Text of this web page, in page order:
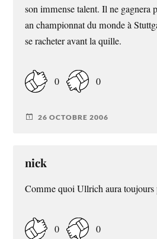
son immense talent. Il ne gagnera
an championnat du monde à
se racheter avant la quille.
0 0
26 OCTOBRE 2006
nick
Comme quoi Ullrich aura toujours
0 0